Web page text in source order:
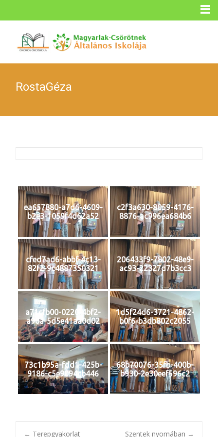
RostaGéza
ea657880-a7d6-4609-
b2e3-1059f4d62a52
c2f3a630-8059-4176-
8876-ac996ea684b6
cfed7ad6-abbf-4c13-
82f2-9c4887350321
206433f9-7802-48e9-
ac93-22327d7b3cc3
a71cfb00-0220-4bf2-
a90a-5d5e41aa0d02
1d5f24d6-3721-4862-
b0f6-b3db802c2055
73c1b95a-fdd1-425b-
9186-c5e9094cb446
68b70076-35fb-400b-
b930-2e30eef596c2
← Terepgyakorlat Szentek nyomában →